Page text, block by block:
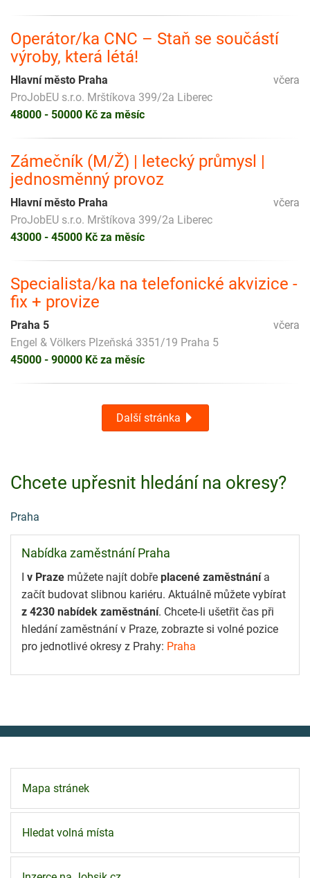
Operátor/ka CNC – Staň se součástí
výroby, která létá!
včera
Hlavní město Praha
ProJobEU s.r.o. Mrštíkova 399/2a Liberec
48000 - 50000 Kč za měsíc
Zámečník (M/Ž) | letecký průmysl |
jednosměnný provoz
včera
Hlavní město Praha
ProJobEU s.r.o. Mrštíkova 399/2a Liberec
43000 - 45000 Kč za měsíc
Specialista/ka na telefonické akvizice -
fix + provize
včera
Praha 5
Engel & Völkers Plzeňská 3351/19 Praha 5
45000 - 90000 Kč za měsíc
Další stránka
Chcete upřesnit hledání na okresy?
Praha
Nabídka zaměstnání Praha
v Praze můžete najít dobře placené zaměstnánía
začít budovat slibnou kariéru. Aktuálně můžete vybírat
z 4230 nabídek zaměstnání. Chcete-li ušetřit čas při
hledání zaměstnání v Praze, zobrazte si volné pozice
pro jednotlivé okresy z Prahy: Praha
Mapa stránek
Hledat volná místa